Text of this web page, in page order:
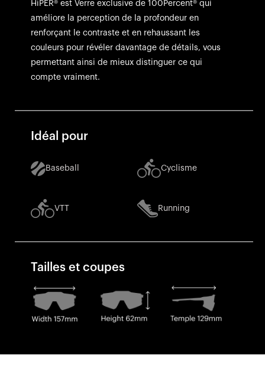
HiPER® est Verre exclusive de 100Percent® qui
améliore la perception de la profondeur en
renforçant le contraste et en rehaussant les
couleurs pour révéler davantage de détails, vous
permettant ainsi de mieux distinguer ce qui
compte vraiment.
Idéal pour
Baseball Cyclisme
VTT Running
Tailles et coupes